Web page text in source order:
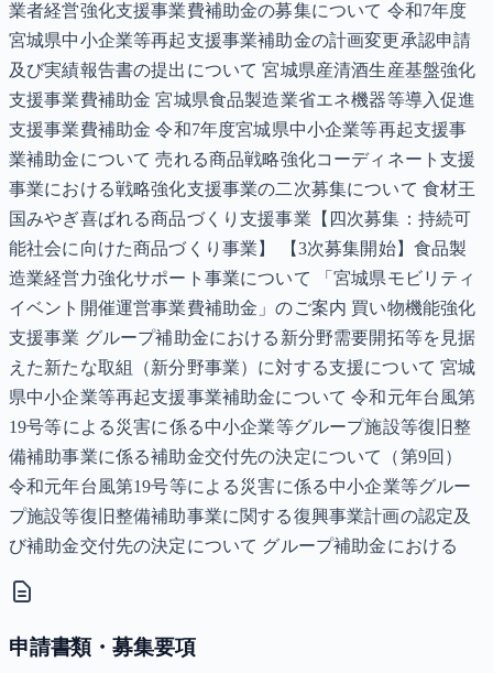
業者経営強化支援事業費補助金の募集について 令和7年度
宮城県中小企業等再起支援事業補助金の計画変更承認申請
及び実績報告書の提出について 宮城県産清酒生産基盤強化
支援事業費補助金 宮城県食品製造業省エネ機器等導入促進
支援事業費補助金 令和7年度宮城県中小企業等再起支援事
業補助金について 売れる商品戦略強化コーディネート支援
事業における戦略強化支援事業の二次募集について 食材王
国みやぎ喜ばれる商品づくり支援事業【四次募集：持続可
能社会に向けた商品づくり事業】 【3次募集開始】食品製
造業経営力強化サポート事業について 「宮城県モビリティ
イベント開催運営事業費補助金」のご案内 買い物機能強化
支援事業 グループ補助金における新分野需要開拓等を見据
えた新たな取組（新分野事業）に対する支援について 宮城
県中小企業等再起支援事業補助金について 令和元年台風第
19号等による災害に係る中小企業等グループ施設等復旧整
備補助事業に係る補助金交付先の決定について（第9回）
令和元年台風第19号等による災害に係る中小企業等グルー
プ施設等復旧整備補助事業に関する復興事業計画の認定及
び補助金交付先の決定について グループ補助金における
申請書類・募集要項